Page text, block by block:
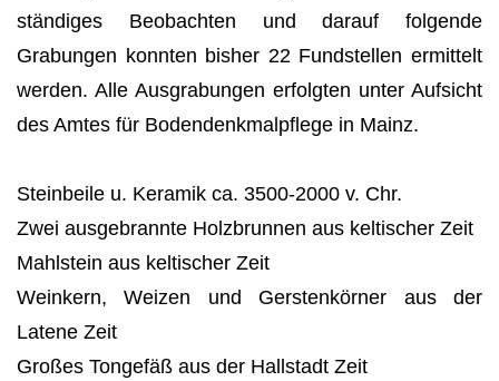
ständiges Beobachten und darauf folgende
Grabungen konnten bisher 22 Fundstellen ermittelt
werden. Alle Ausgrabungen erfolgten unter Aufsicht
des Amtes für Bodendenkmalpfle­ge in Mainz.
Steinbeile u. Keramik ca. 3500-2000 v. Chr.
Zwei ausgebrannte Holzbrunnen aus keltischer Zeit
Mahlstein aus keltischer Zeit
Weinkern, Weizen und Gerstenkörner aus der
Latene Zeit
Großes Tongefäß aus der Hallstadt Zeit